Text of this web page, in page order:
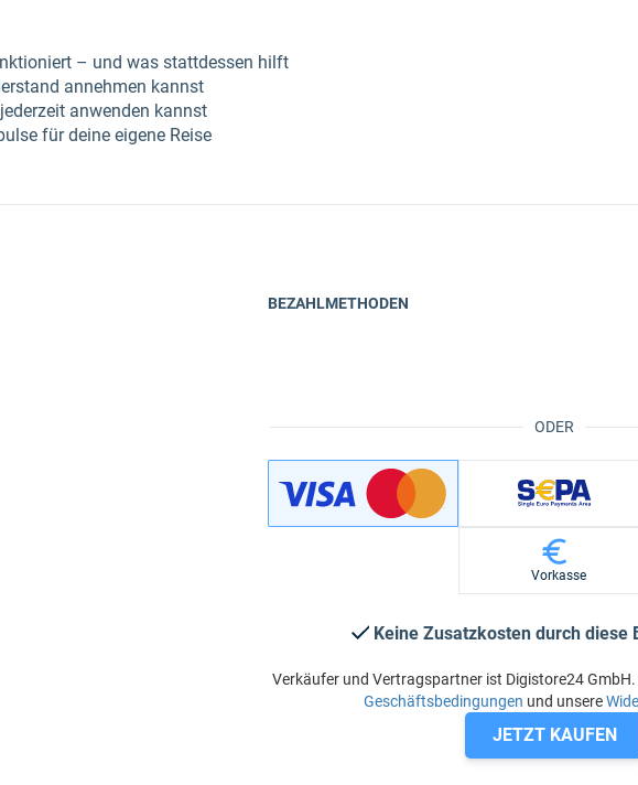
– und was stattdessen hilft
annehmen kannst
anwenden kannst
für deine eigene Reise
ODER
BEZAHLMETHODEN
Vorkasse
Keine Zusatzkosten durch diese
Verkäufer und Vertragspartner ist Digistore24 GmbH.
Geschäftsbedingungen und unsere
JETZT KAUFEN